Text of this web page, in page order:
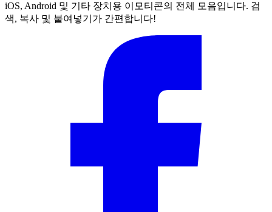
iOS, Android 및 기타 장치용 이모티콘의 전체 모음입니다. 검
색, 복사 및 붙여넣기가 간편합니다!